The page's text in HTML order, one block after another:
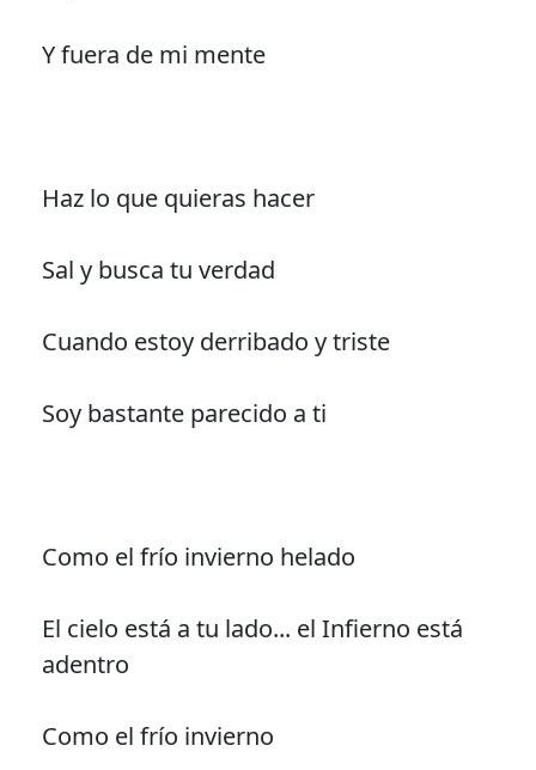
Y fuera de mi mente
Haz lo que quieras hacer
Sal y busca tu verdad
Cuando estoy derribado y triste
Soy bastante parecido a ti
Como el frío invierno helado
El cielo está a tu lado... el Infierno está
adentro
Como el frío invierno